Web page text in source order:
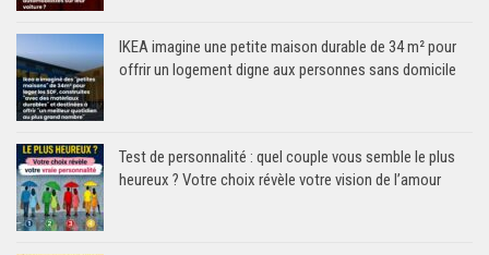
IKEA imagine une petite maison durable de 34 m² pour
offrir un logement digne aux personnes sans domicile
Test de personnalité : quel couple vous semble le plus
heureux ? Votre choix révèle votre vision de l’amour